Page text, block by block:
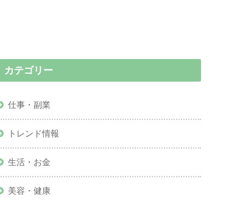
カテゴリー
仕事・副業
トレンド情報
生活・お金
美容・健康